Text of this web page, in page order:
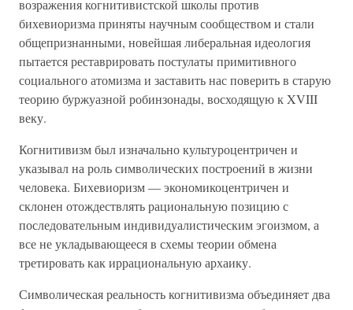
возражения когнитивистской школы против
бихевиоризма приняты научным сообществом и стали
общепризнанными, новейшая либеральная идеология
пытается реставрировать постулаты примитивного
социального атомизма и заставить нас поверить в старую
теорию буржуазной робинзонады, восходящую к XVIII
веку.
Когнитивизм был изначально культуроцентричен и
указывал на роль символических построений в жизни
человека. Бихевиоризм — экономикоцентричен и
склонен отождествлять рациональную позицию с
последовательным индивидуалистическим эгоизмом, а
все не укладывающееся в схемы теории обмена
третировать как иррациональную архаику.
Символическая реальность когнитивизма объединяет два